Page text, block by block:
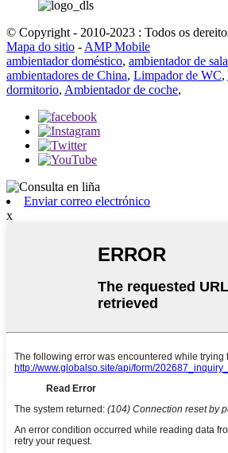
© Copyright - 2010-2023 : Todos os
Mapa do sitio - AMP Mobile
ambientador doméstico, ambientador de
ambientadores de China, Limpador de WC,
dormitorio, Ambientador de coche,
Enviar correo electrónico
x